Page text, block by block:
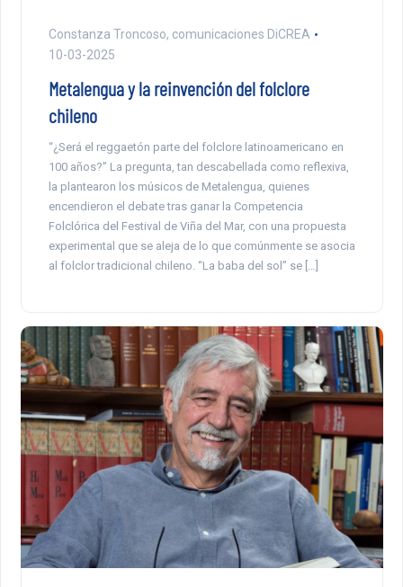
Constanza Troncoso, comunicaciones DiCREA
10-03-2025
Metalengua y la reinvención del folclore
chileno
“¿Será el reggaetón parte del folclore latinoamericano en
100 años?” La pregunta, tan descabellada como reflexiva,
la plantearon los músicos de Metalengua, quienes
encendieron el debate tras ganar la Competencia
Folclórica del Festival de Viña del Mar, con una propuesta
experimental que se aleja de lo que comúnmente se asocia
al folclor tradicional chileno. “La baba del sol” se […]